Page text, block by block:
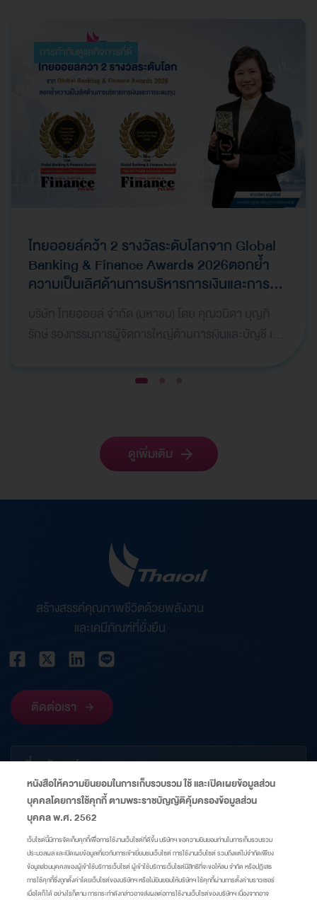
การกำกับดูแลกิจการที่ดี
ไทยออยล์คว้า 2 รางวัลระดับโลกจาก Global
Banking & Finance Awards 2026ตอกย้ำ
ความเป็นเลิศด้านการบริหารการเงินและการ
ดูเพิ่มเติม
สร้างสรรค์คุณภาพชีวิตด้วยพลังงาน
และเคมีภัณฑ์ที่ยั่งยืน
ติดต่อเรา
เกี่ยวกับองค์กร
ข้อมูลที่เกี่ยวข้อง
ลิงก์
หนังสือให้ความยินยอมในการเก็บรวบรวม ใช้ และเปิดเผยข้อมูลส่วน
บุคคลโดยการใช้คุกกี้ ตามพระราชบัญญัติคุ้มครองข้อมูลส่วน
บุคคล พ.ศ. 2562
เว็บไซต์นี้มีการจัดเก็บคุกกี้เพื่อการใช้งานเว็บไซต์ที่ดีขึ้น บริษัทฯ ขอความยินยอมท่านในการเก็บรวบรวม
ประมวลผล และเปิดเผยข้อมูลเกี่ยวกับการเข้าเยี่ยมชมเว็บไซต์ การใช้งานเว็บไซต์ รวมถึงแต่ไม่จำกัดเพียง
ข้อมูลส่วนบุคคลของผู้เข้าใช้บริการเว็บไซต์ ผู้เข้าใช้บริการเว็บไซต์มีสิทธิที่จะขอให้ลบ จำกัด หรือปฏิเสธ
การใช้คุกกี้ซึ่งถูกตั้งค่าโดยเว็บไซต์ของบริษัทฯ หรือไม่ยินยอมให้บริษัทฯ ใช้คุกกี้ผ่านการตั้งค่าบราวเซอร์
เมื่อใดก็ได้ อย่างไรก็ตาม การกระทำดังกล่าวอาจส่งผลต่อการใช้งานเว็บไซต์ของบริษัทฯ เนื่องจากอาจ